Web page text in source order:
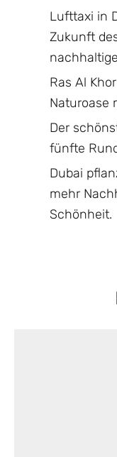
Lufttaxi in
Zukunft
Ras Al
Naturoase
Der
fünfte
Dubai
mehr
Schönheit.